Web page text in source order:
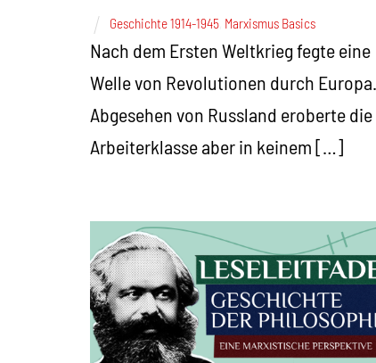
Geschichte 1914-1945, Marxismus Basics
Nach dem Ersten Weltkrieg fegte eine
Welle von Revolutionen durch Europa.
Abgesehen von Russland eroberte die
Arbeiterklasse aber in keinem […]